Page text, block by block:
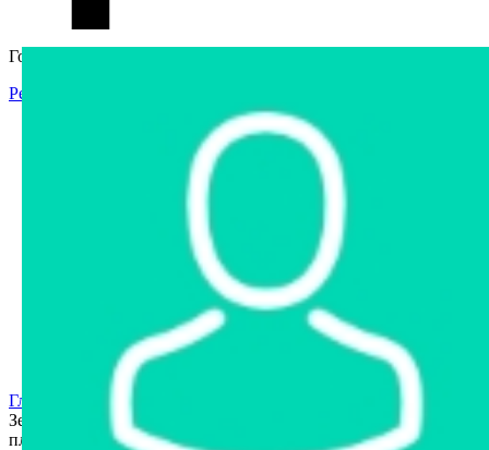
Гостевой доступ
Регистрация
Интернет-магазин
Интернет-витрина
Арестованное имущество
Реестр несостоявшихся торгов
Реестр переоценок
Государственное имущество
Главная страница
Земельный участок в аг. Дещенка (Узденский район),
площадью 0.0568 га